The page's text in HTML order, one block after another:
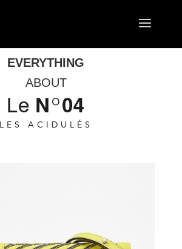
EVERYTHING
ABOUT
LES ACIDULÉS